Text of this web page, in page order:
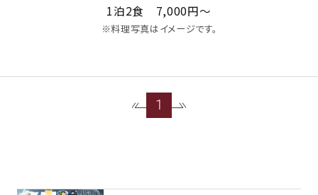
1泊2食 7,000円～
※料理写真はイメージです。
1